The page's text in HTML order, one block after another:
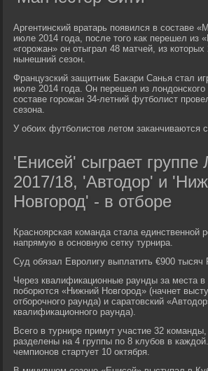
Аргентинский вратарь появился в составе
июле 2014 года, после того как перешел из
«горожан» он отыграл 48 матчей, из
нынешний сезон.
Французский защитник Бакари Санья стал
июле 2014 года. Он перешел из
составе горожан 34-летний футболист
сезона.
У обоих футболистов летом заканчиваются
'Енисей' сыграет
2017/18, 'Автодор' и
Новгород' - в отборе
Красноярская команда стала единственной
напрямую в основную сетку турнира.
Суд обязал Евролигу выплатить €900 тысяч
Через квалификационные раунды за места в
поборются «Нижний Новгород» (начнет
отборочного раунда) и саратовский
квалификационного раунда).
Всего в турнире примут участие 32
разделены на 4 группы по 8 клубов в
чемпионов стартует 10 октября.